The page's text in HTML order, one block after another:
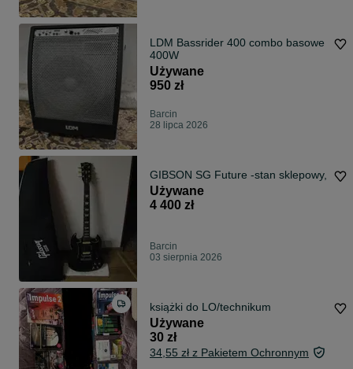
LDM Bassrider 400 combo basowe
400W
Używane
950 zł
Barcin
28 lipca 2026
GIBSON SG Future -stan sklepowy,
Używane
4 400 zł
Barcin
03 sierpnia 2026
książki do LO/technikum
Używane
30 zł
34,55 zł z Pakietem Ochronnym